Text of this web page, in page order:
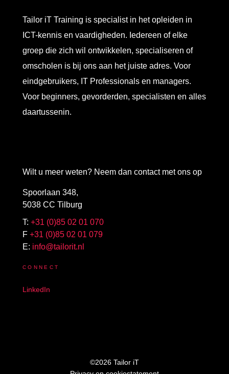
Wilt u meer weten? Neem dan contact met ons op
Spoorlaan 348,
5038 CC Tilburg
T: +31 (0)85 02 01 070
F +31 (0)85 02 01 079
E: info@tailorit.nl
CONNECT
LinkedIn
Tailor iT Training is specialist in het opleiden in
ICT-kennis en vaardigheden. Iedereen of elke
groep die zich wil ontwikkelen, specialiseren of
omscholen is bij ons aan het juiste adres. Voor
eindgebruikers, IT Professionals en managers.
Voor beginners, gevorderden, specialisten en alles
daartussenin.
©2026 Tailor iT